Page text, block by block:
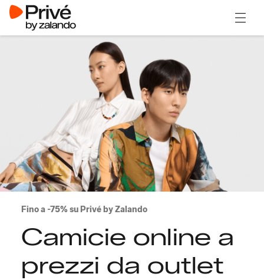
Fino a -75% su Privé by Zalando
Camicie online a
prezzi da outlet